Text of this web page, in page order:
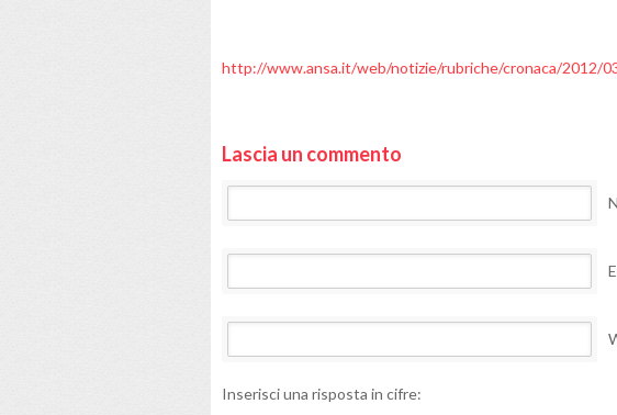
http://www.ansa.it/web/notizie/rubriche/cronaca/2012/
Lascia un commento
Inserisci una risposta in cifre: